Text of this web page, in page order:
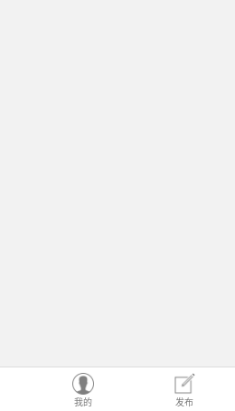
我的 发布